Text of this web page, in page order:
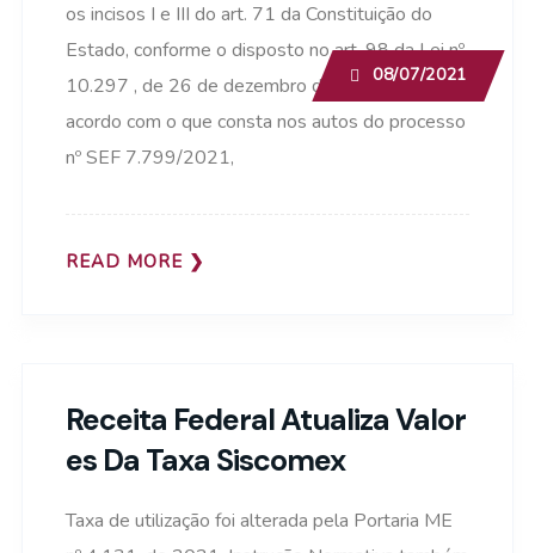
08/07/2021
os incisos I e III do art. 71 da Constituição do
Estado, conforme o disposto no art. 98 da Lei nº
10.297 , de 26 de dezembro de 1996, e de
acordo com o que consta nos autos do processo
nº SEF 7.799/2021,
READ MORE
Receita Federal Atualiza Valor
Es Da Taxa Siscomex
Taxa de utilização foi alterada pela Portaria ME